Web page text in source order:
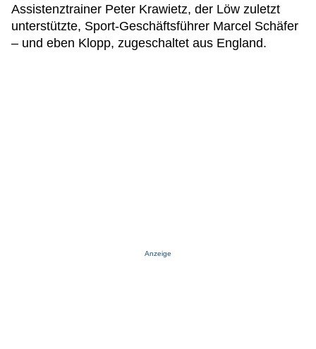
Assistenztrainer Peter Krawietz, der Löw zuletzt
unterstützte, Sport-Geschäftsführer Marcel Schäfer
– und eben Klopp, zugeschaltet aus England.
Anzeige